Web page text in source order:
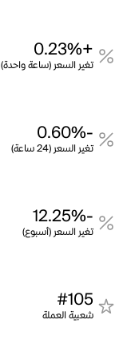
+0.23%
تغير السعر (ساعة واحدة)
-0.60%
تغير السعر (24 ساعة)
-12.25%
تغير السعر (أسبوع)
#105
شعبية العملة